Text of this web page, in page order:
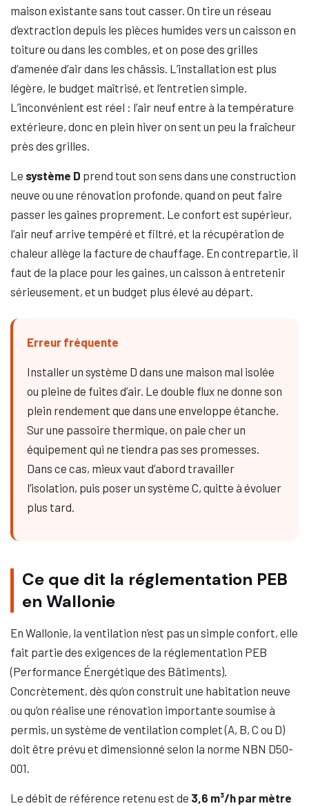
maison existante sans tout casser. On tire un réseau
d’extraction depuis les pièces humides vers un caisson en
toiture ou dans les combles, et on pose des grilles
d’amenée d’air dans les châssis. L’installation est plus
légère, le budget maîtrisé, et l’entretien simple.
L’inconvénient est réel : l’air neuf entre à la température
extérieure, donc en plein hiver on sent un peu la fraîcheur
près des grilles.
Le système D prend tout son sens dans une construction
neuve ou une rénovation profonde, quand on peut faire
passer les gaines proprement. Le confort est supérieur,
l’air neuf arrive tempéré et filtré, et la récupération de
chaleur allège la facture de chauffage. En contrepartie, il
faut de la place pour les gaines, un caisson à entretenir
sérieusement, et un budget plus élevé au départ.
Erreur fréquente
Installer un système D dans une maison mal isolée
ou pleine de fuites d’air. Le double flux ne donne son
plein rendement que dans une enveloppe étanche.
Sur une passoire thermique, on paie cher un
équipement qui ne tiendra pas ses promesses.
Dans ce cas, mieux vaut d’abord travailler
l’isolation, puis poser un système C, quitte à évoluer
plus tard.
Ce que dit la réglementation PEB
en Wallonie
En Wallonie, la ventilation n’est pas un simple confort, elle
fait partie des exigences de la réglementation PEB
(Performance Énergétique des Bâtiments).
Concrètement, dès qu’on construit une habitation neuve
ou qu’on réalise une rénovation importante soumise à
permis, un système de ventilation complet (A, B, C ou D)
doit être prévu et dimensionné selon la norme NBN D50-
001.
Le débit de référence retenu est de 3,6 m³/h par mètre